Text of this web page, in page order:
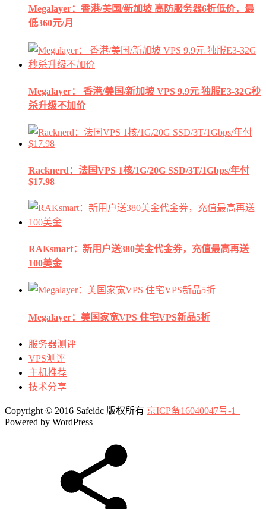
Megalayer：香港/美国/新加坡 高防服务器6折低价，最
低360元/月
Megalayer： 香港/美国/新加坡 VPS 9.9元 独服E3-32G秒
杀升级不加价
Racknerd：法国VPS 1核/1G/20G SSD/3T/1Gbps/年付
$17.98
RAKsmart：新用户送380美金代金券，充值最高再送
100美金
Megalayer：美国家宽VPS 住宅VPS新品5折
服务器测评
VPS测评
主机推荐
技术分享
Copyright © 2016 Safeidc 版权所有 京ICP备16040047号-1
Powered by WordPress